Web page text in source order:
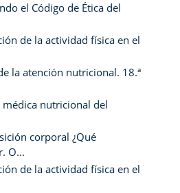
el Código de Ética del
de la actividad física en el
la atención nutricional. 18.ª
médica nutricional del
corporal ¿Qué
O...
de la actividad física en el